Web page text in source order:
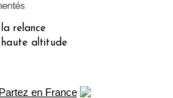
relance
haute altitude